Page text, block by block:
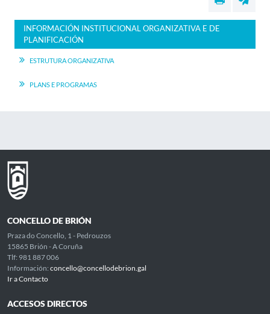
INFORMACIÓN INSTITUCIONAL ORGANIZATIVA E DE
PLANIFICACIÓN
ESTRUTURA ORGANIZATIVA
PLANS E PROGRAMAS
CONCELLO DE BRIÓN
Praza do Concello, 1 - Pedrouzos
15865 Brión - A Coruña
Tlf: 981 887 006
Información: concello@concellodebrion.gal
Ir a Contacto
ACCESOS DIRECTOS